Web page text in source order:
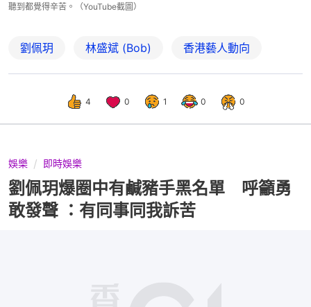
聽到都覺得辛苦。（YouTube截圖）
劉佩玥 林盛斌 (Bob) 香港藝人動向
4 0 1 0 0
娛樂 即時娛樂
劉佩玥爆圈中有鹹豬手黑名單 呼籲勇
敢發聲 ：有同事同我訴苦